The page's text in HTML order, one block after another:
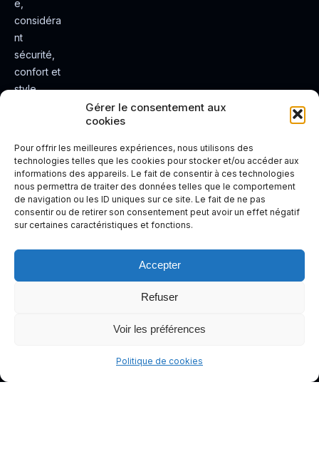
Gérer le consentement aux
cookies
Pour offrir les meilleures expériences, nous utilisons des
technologies telles que les cookies pour stocker et/ou accéder aux
informations des appareils. Le fait de consentir à ces technologies
nous permettra de traiter des données telles que le comportement
de navigation ou les ID uniques sur ce site. Le fait de ne pas
consentir ou de retirer son consentement peut avoir un effet négatif
sur certaines caractéristiques et fonctions.
Accepter
Refuser
Voir les préférences
Politique de cookies
e,
considéra
nt
sécurité,
confort et
style.
e de
conduite
plus sûre
et plus
agréable.